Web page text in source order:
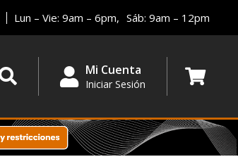
Lun – Vie: 9am – 6pm, Sáb: 9am – 12pm
Mi Cuenta
Iniciar Sesión